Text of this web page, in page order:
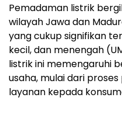
Pemadaman listrik
wilayah Jawa dan
yang cukup signifikan
kecil, dan menengah
listrik ini memengaruhi
usaha, mulai dari
layanan kepada